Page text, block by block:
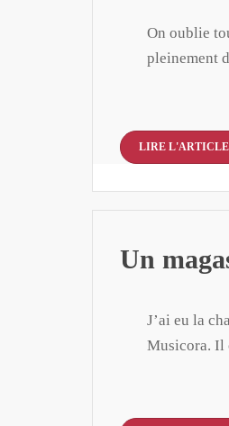
On oublie
pleinement
LIRE L'ARTICLE
Un
J’ai eu la
Musicora. Il